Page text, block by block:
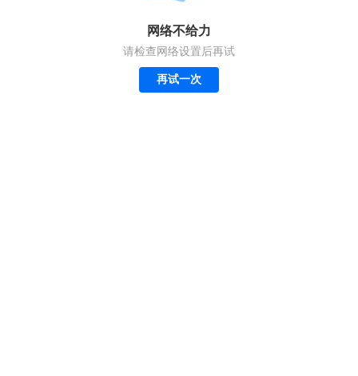
网络不给力
请检查网络设置后再试
再试一次